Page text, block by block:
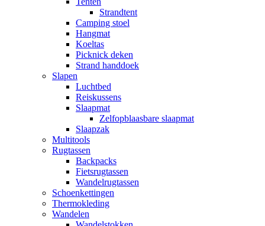
Strandtent
Camping stoel
Hangmat
Koeltas
Picknick deken
Strand handdoek
Slapen
Luchtbed
Reiskussens
Slaapmat
Zelfopblaasbare slaapmat
Slaapzak
Multitools
Rugtassen
Backpacks
Fietsrugtassen
Wandelrugtassen
Schoenkettingen
Thermokleding
Wandelen